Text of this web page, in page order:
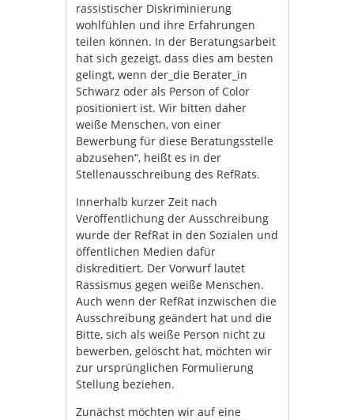
rassistischer Diskriminierung
wohlfühlen und ihre Erfahrungen
teilen können. In der Beratungsarbeit
hat sich gezeigt, dass dies am besten
gelingt, wenn der_die Berater_in
Schwarz oder als Person of Color
positioniert ist. Wir bitten daher
weiße Menschen, von einer
Bewerbung für diese Beratungsstelle
abzusehen“, heißt es in der
Stellenausschreibung des RefRats.
Innerhalb kurzer Zeit nach
Veröffentlichung der Ausschreibung
wurde der RefRat in den Sozialen und
öffentlichen Medien dafür
diskreditiert. Der Vorwurf lautet
Rassismus gegen weiße Menschen.
Auch wenn der RefRat inzwischen die
Ausschreibung geändert hat und die
Bitte, sich als weiße Person nicht zu
bewerben, gelöscht hat, möchten wir
zur ursprünglichen Formulierung
Stellung beziehen.
Zunächst möchten wir auf eine